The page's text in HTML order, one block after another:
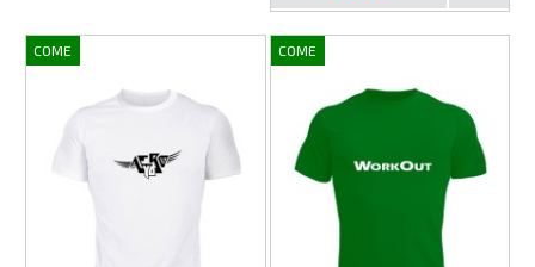
COME COME